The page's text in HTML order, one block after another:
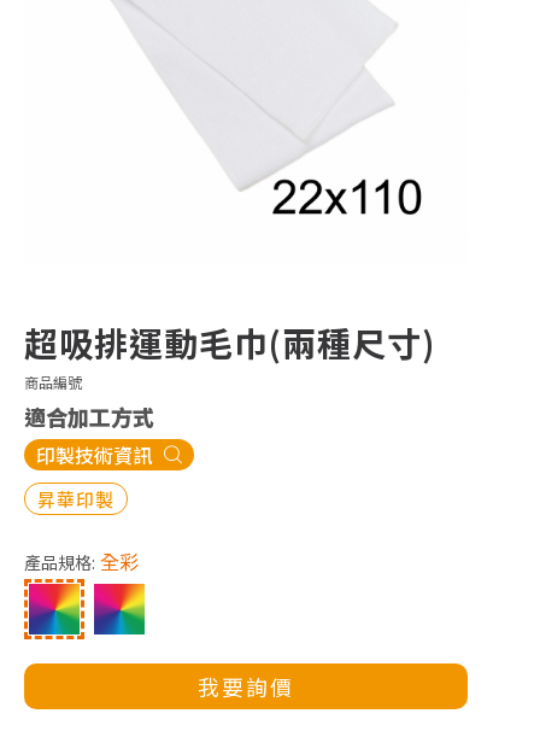
超吸排運動毛巾(兩種尺寸)
商品編號
適合加工方式
印製技術資訊
昇華印製
產品規格: 全彩
我要詢價